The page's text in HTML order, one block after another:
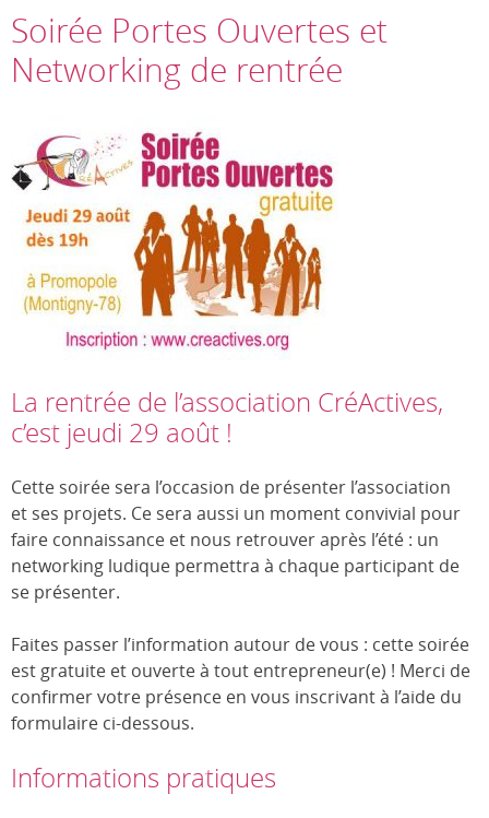
Soirée Portes Ouvertes et
Networking de rentrée
La rentrée de l’association CréActives,
c’est jeudi 29 août !
Cette soirée sera l’occasion de présenter l’association
et ses projets. Ce sera aussi un moment convivial pour
faire connaissance et nous retrouver après l’été : un
networking ludique permettra à chaque participant de
se présenter.
Faites passer l’information autour de vous : cette soirée
est gratuite et ouverte à tout entrepreneur(e) ! Merci de
confirmer votre présence en vous inscrivant à l’aide du
formulaire ci-dessous.
Informations pratiques